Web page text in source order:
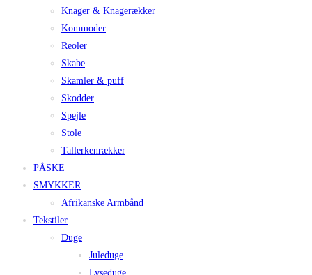
Knager & Knagerækker
Kommoder
Reoler
Skabe
Skamler & puff
Skodder
Spejle
Stole
Tallerkenrækker
PÅSKE
SMYKKER
Afrikanske Armbånd
Tekstiler
Duge
Juleduge
Lyseduge